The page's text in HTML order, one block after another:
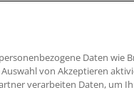
Daten wie
von Akzeptieren
verarbeiten Daten, um